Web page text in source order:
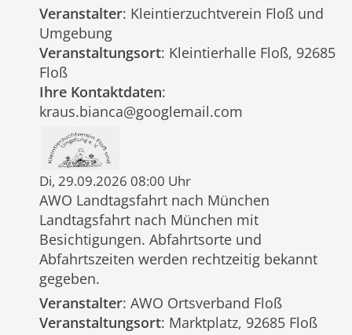
Veranstalter: Kleintierzuchtverein Floß und
Umgebung
Veranstaltungsort: Kleintierhalle Floß, 92685
Floß
Ihre Kontaktdaten:
kraus.bianca@googlemail.com
Di, 29.09.2026 08:00 Uhr
AWO Landtagsfahrt nach München
Landtagsfahrt nach München mit
Besichtigungen. Abfahrtsorte und
Abfahrtszeiten werden rechtzeitig bekannt
gegeben.
Veranstalter: AWO Ortsverband Floß
Veranstaltungsort: Marktplatz, 92685 Floß